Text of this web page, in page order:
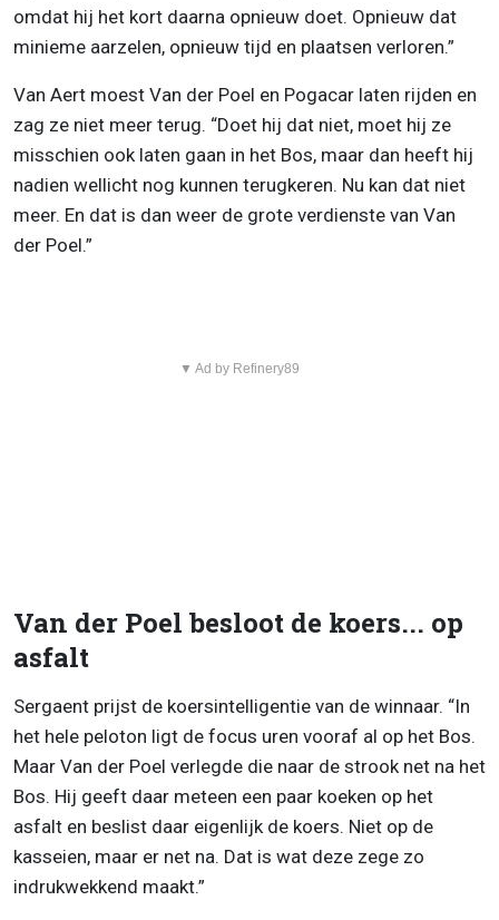
omdat hij het kort daarna opnieuw doet. Opnieuw dat
minieme aarzelen, opnieuw tijd en plaatsen verloren.”
Van Aert moest Van der Poel en Pogacar laten rijden en
zag ze niet meer terug. “Doet hij dat niet, moet hij ze
misschien ook laten gaan in het Bos, maar dan heeft hij
nadien wellicht nog kunnen terugkeren. Nu kan dat niet
meer. En dat is dan weer de grote verdienste van Van
der Poel.”
▼ Ad by Refinery89
Van der Poel besloot de koers... op
asfalt
Sergaent prijst de koersintelligentie van de winnaar. “In
het hele peloton ligt de focus uren vooraf al op het Bos.
Maar Van der Poel verlegde die naar de strook net na het
Bos. Hij geeft daar meteen een paar koeken op het
asfalt en beslist daar eigenlijk de koers. Niet op de
kasseien, maar er net na. Dat is wat deze zege zo
indrukwekkend maakt.”